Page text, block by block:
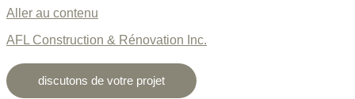
Aller au contenu
AFL Construction & Rénovation Inc.
discutons de votre projet